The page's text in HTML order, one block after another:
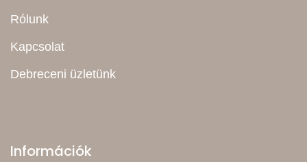
Rólunk
Kapcsolat
Debreceni üzletünk
Információk